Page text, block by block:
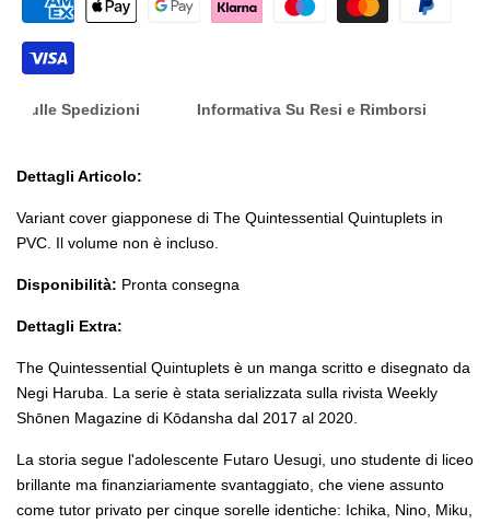
Sulle Spedizioni Informativa Su Resi e Rimborsi
Dettagli Articolo:
Variant cover giapponese di The Quintessential Quintuplets in
PVC. Il volume non è incluso.
Disponibilità: Pronta consegna
Dettagli Extra:
The Quintessential Quintuplets è un manga scritto e disegnato da
Negi Haruba. La serie è stata serializzata sulla rivista Weekly
Shōnen Magazine di Kōdansha dal 2017 al 2020.
La storia segue l'adolescente Futaro Uesugi, uno studente di liceo
brillante ma finanziariamente svantaggiato, che viene assunto
come tutor privato per cinque sorelle identiche: Ichika, Nino, Miku,